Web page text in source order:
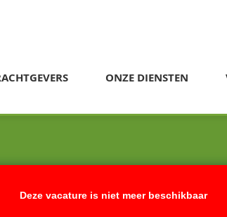
ONZE DIENSTEN
Deze vacature is niet meer beschikbaar